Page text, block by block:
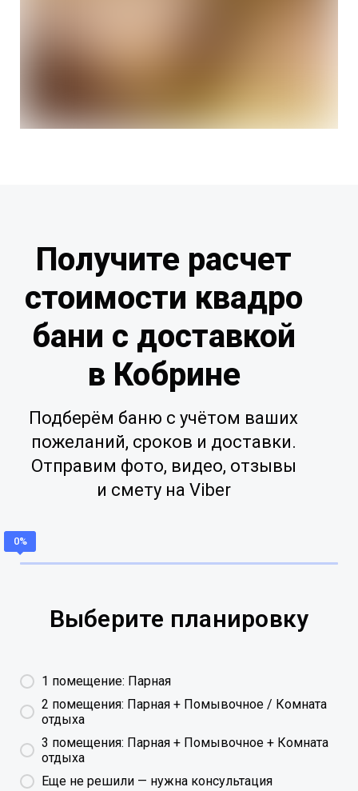
Подберём баню с учётом ваших
пожеланий, сроков и доставки.
Отправим фото, видео, отзывы
и смету на Viber
Получите расчет
стоимости квадро
бани с доставкой
в Кобрине
Выберите планировку
1 помещение: Парная
2 помещения: Парная + Помывочное / Комната
отдыха
3 помещения: Парная + Помывочное + Комната
отдыха
Еще не решили — нужна консультация